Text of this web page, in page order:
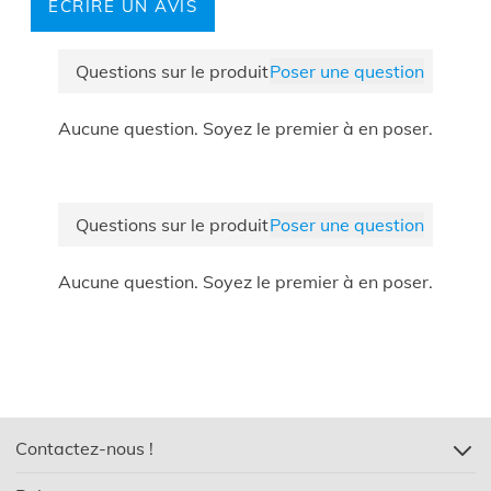
intérieur. Sa teinte boisée chaleureuse s’intègre
classiques. Idéal comme étagère à vinyles, table
coin musique.
Coloris
Chêne
ÉCRIRE UN AVIS
Questions sur le produitPoser une question
Aucune question. Soyez le premier à en poser.
Questions sur le produitPoser une question
Aucune question. Soyez le premier à en poser.
Contactez-nous !